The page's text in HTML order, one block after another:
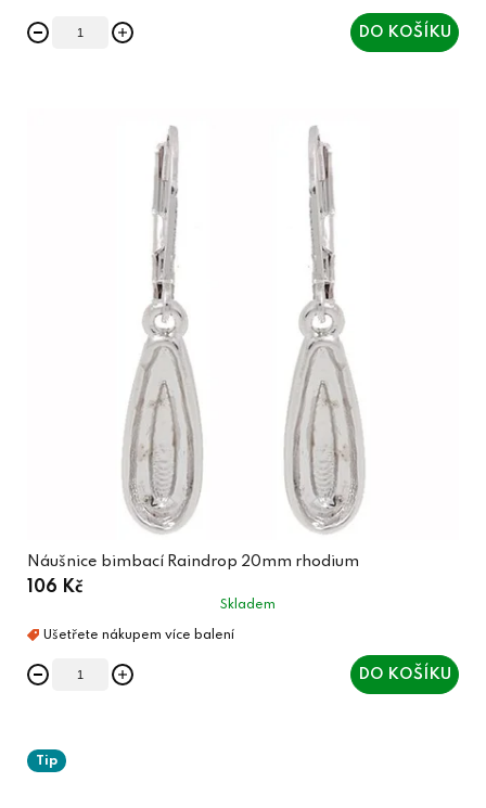
DO KOŠÍKU
Náušnice bimbací Raindrop 20mm rhodium
106 Kč
Skladem
DO KOŠÍKU
Tip